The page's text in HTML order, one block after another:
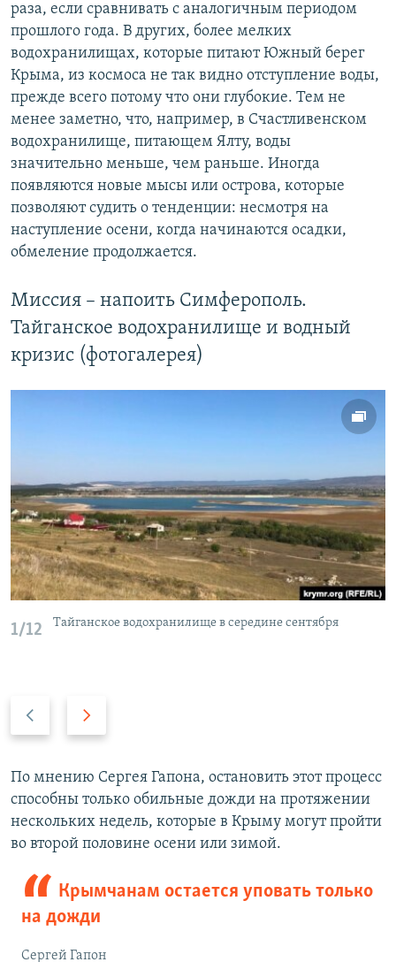
раза, если сравнивать с аналогичным периодом
прошлого года. В других, более мелких
водохранилищах, которые питают Южный берег
Крыма, из космоса не так видно отступление воды,
прежде всего потому что они глубокие. Тем не
менее заметно, что, например, в Счастливенском
водохранилище, питающем Ялту, воды
значительно меньше, чем раньше. Иногда
появляются новые мысы или острова, которые
позволяют судить о тенденции: несмотря на
наступление осени, когда начинаются осадки,
обмеление продолжается.
Миссия – напоить Симферополь.
Тайганское водохранилище и водный
кризис (фотогалерея)
1/12 Тайганское водохранилище в середине сентября
д
ы
д
у
д
у
ю
щ
й
с
л
а
По мнению Сергея Гапона, остановить этот процесс
способны только обильные дожди на протяжении
нескольких недель, которые в Крыму могут пройти
во второй половине осени или зимой.
Крымчанам остается уповать только
на дожди
Сергей Гапон